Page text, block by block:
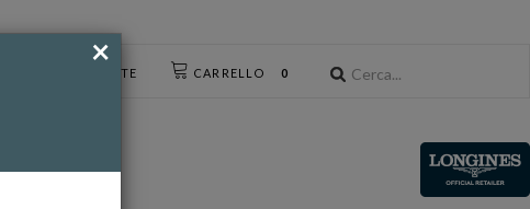
CARRELLO 0
ACCESSO UTENTE
×